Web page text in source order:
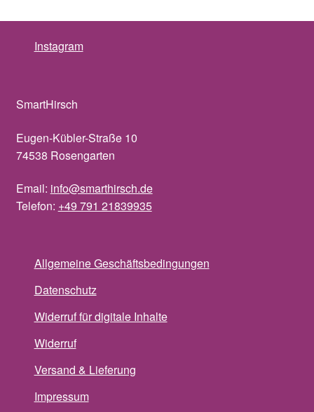
Instagram
SmartHirsch
Eugen-Kübler-Straße 10
74538 Rosengarten
Email: info@smarthirsch.de
Telefon: +49 791 21839935
Allgemeine Geschäftsbedingungen
Datenschutz
Widerruf für digitale Inhalte
Widerruf
Versand & Lieferung
Impressum